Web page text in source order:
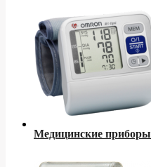
Медицинские приборы